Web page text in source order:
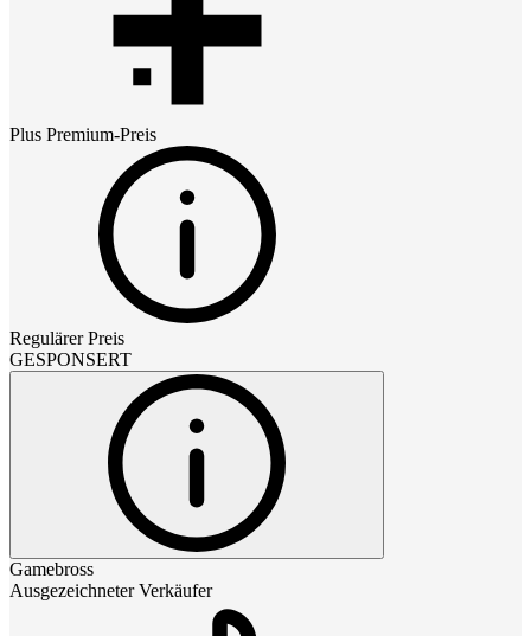
Plus Premium-Preis
Regulärer Preis
GESPONSERT
Gamebross
Ausgezeichneter Verkäufer